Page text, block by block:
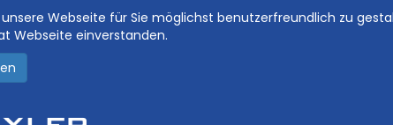
Webseite für Sie möglichst benutzerfreundlich zu
Webseite einverstanden.